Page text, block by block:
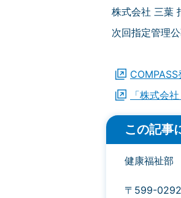
株式会社 三葉
次回指定管理
「株式会
この記事
健康福祉部
〒599-0292